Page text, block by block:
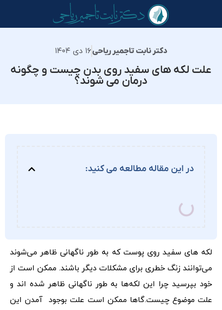
دکتر نابت تاجمیر ریاحی۱۶ دی ۱۴۰۴
علت لکه های سفید روی بدن چیست و چگونه
درمان می شوند؟
در این مقاله مطالعه می کنید:
لکه های سفید روی پوست که به طور ناگهانی ظاهر می‌شوند
می‌توانند زنگ خطری برای مشکلات دیگر باشند. ممکن است از
خود بپرسید چرا این لکه‌ها به طور ناگهانی ظاهر شده اند و
علت موضوع چیست.گاها ممکن است علت بوجود آمدن این